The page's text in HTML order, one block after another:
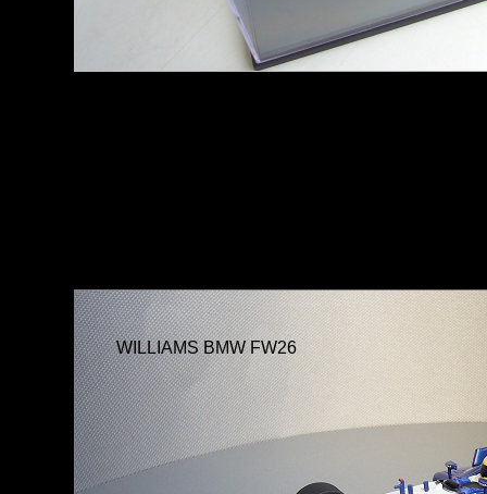
WILLIAMS BMW FW26